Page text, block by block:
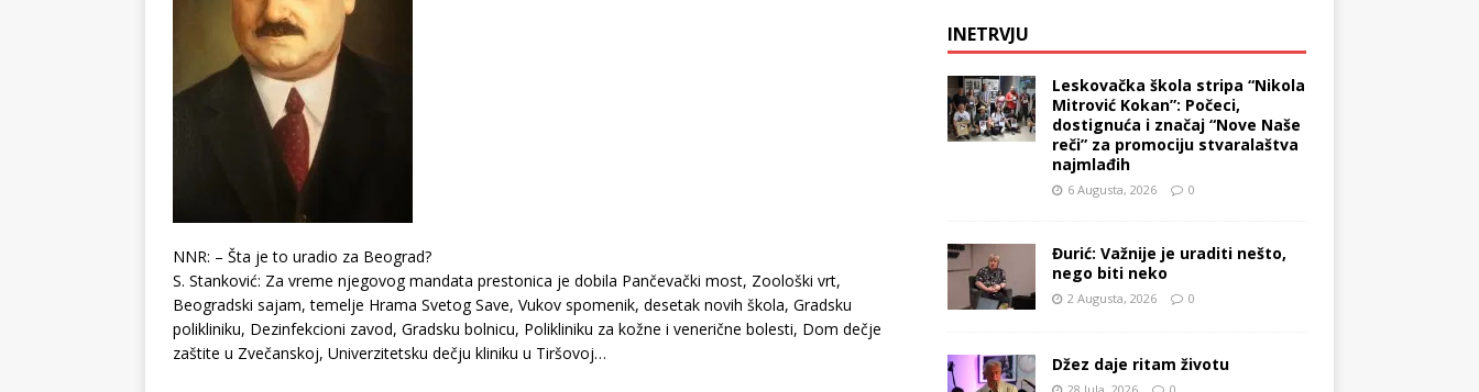
NNR: – Šta je to uradio za Beograd?
S. Stanković: Za vreme njegovog mandata prestonica je dobila Pančevački most, Zoološki vrt,
Beogradski sajam, temelje Hrama Svetog Save, Vukov spomenik, desetak novih škola, Gradsku
polikliniku, Dezinfekcioni zavod, Gradsku bolnicu, Polikliniku za kožne i venerične bolesti, Dom dečje
zaštite u Zvečanskoj, Univerzitetsku dečju kliniku u Tiršovoj…
INETRVJU
Leskovačka škola stripa “Nikola
Mitrović Kokan”: Počeci,
dostignuća i značaj “Nove Naše
reči” za promociju stvaralaštva
najmlađih
6 Augusta, 2026 0
Đurić: Važnije je uraditi nešto,
nego biti neko
2 Augusta, 2026 0
Džez daje ritam životu